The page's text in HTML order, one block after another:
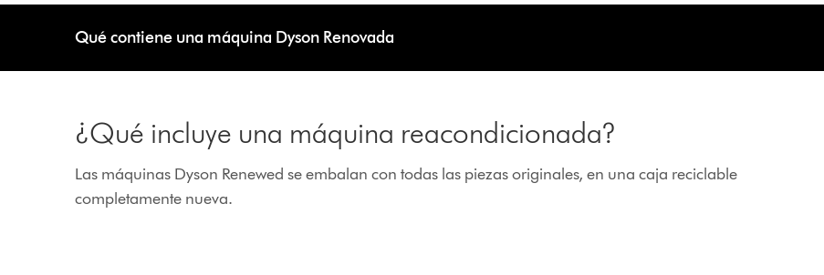
Qué contiene una máquina Dyson Renovada
¿Qué incluye una máquina reacondicionada?
Las máquinas Dyson Renewed se embalan con todas las piezas originales, en una caja reciclable
completamente nueva.